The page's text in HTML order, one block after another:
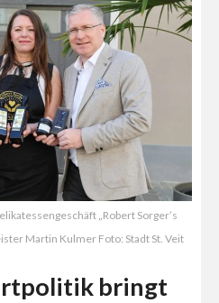
„Robert Sorger’s
Martin Kulmer Foto: Stadt St. Veit
bringt